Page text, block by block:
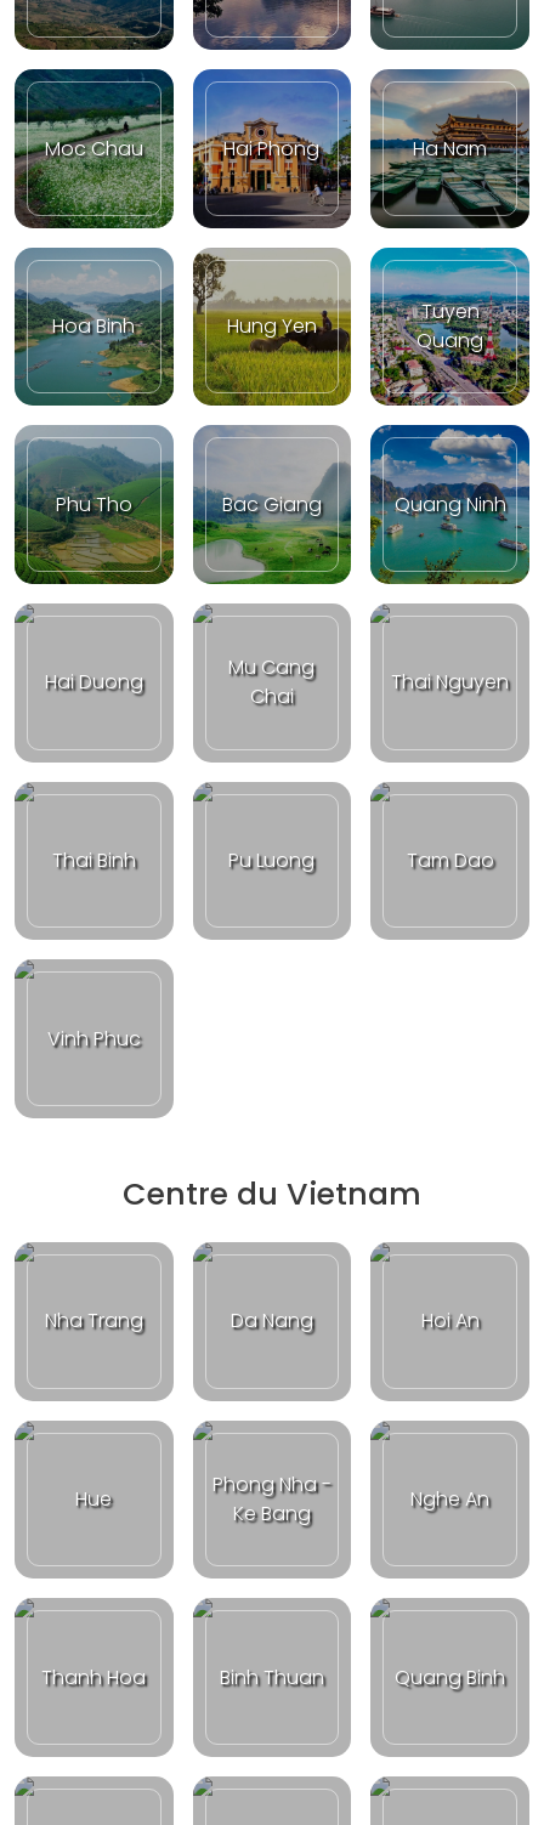
Moc Chau Hai Phong Ha Nam
Hoa Binh Hung Yen
Tuyen
Quang
Phu Tho Bac Giang Quang Ninh
Hai Duong
Mu Cang
Chai
Thai Nguyen
Thai Binh Pu Luong Tam Dao
Vinh Phuc
Centre du Vietnam
Nha Trang Da Nang Hoi An
Hue
Phong Nha -
Ke Bang
Nghe An
Thanh Hoa Binh Thuan Quang Binh